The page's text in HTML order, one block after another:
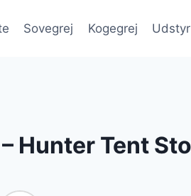
Sovegrej Kogegrej Udstyr
Hunter Tent